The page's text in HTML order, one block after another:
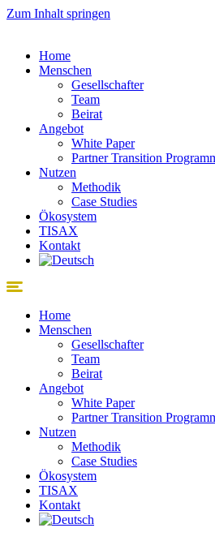
Zum Inhalt springen
Home
Menschen
Gesellschafter
Team
Beirat
Angebot
White Paper
Partner Transition
Nutzen
Methodik
Case Studies
Ökosystem
TISAX
Kontakt
Home
Menschen
Gesellschafter
Team
Beirat
Angebot
White Paper
Partner Transition
Nutzen
Methodik
Case Studies
Ökosystem
TISAX
Kontakt